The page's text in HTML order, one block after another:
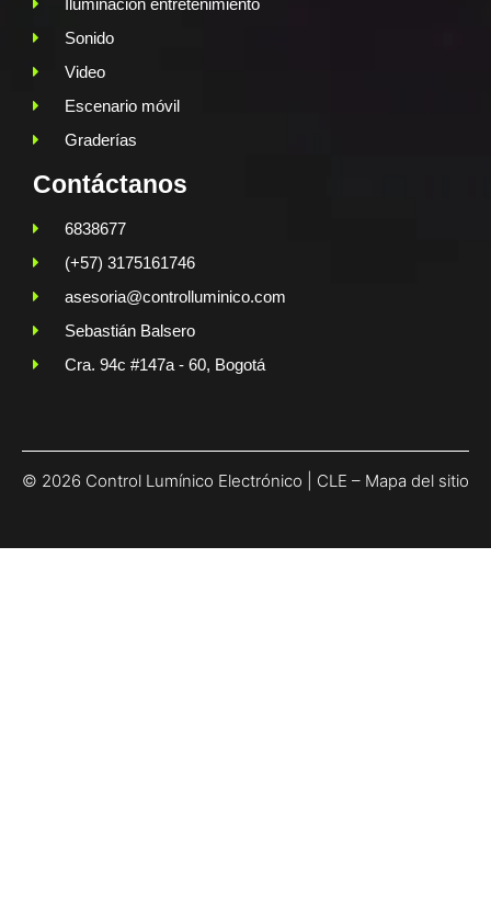
Sonido
Video
Escenario móvil
Graderías
Contáctanos
6838677
(+57) 3175161746
asesoria@controlluminico.com
Sebastián Balsero
Cra. 94c #147a - 60, Bogotá
© 2026 Control Lumínico Electrónico | CLE – Mapa del sitio